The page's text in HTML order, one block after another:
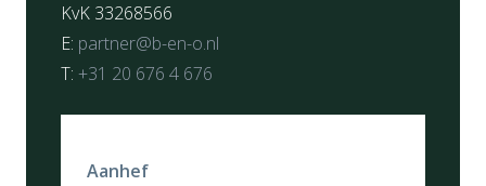
KvK 33268566
E: partner@b-en-o.nl
T: +31 20 676 4 676
Aanhef